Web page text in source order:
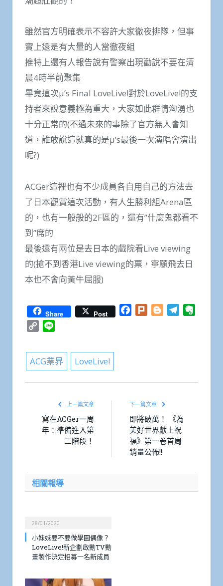
雖然官方明確表示不容許大家徹夜排隊，但事
實上還是有大量的人當徹夜組
推特上還有人報告說有警察出現勸說不要在清
晨4時半前聚集
畢竟這次μ’s Final LoveLive!對於LoveLive!的支
持者來說意義極為重大，大家如此群情洶湧也
十分正常的(不過未來的事除了官方無人會知
道，誰敢說這就真的是μ’s最後一次演唱會演出
呢?)
ACGer這裡也有不少成員各自用自己的方法去
了日本觀賞這次活動，有人生勝利組Arena區
的，也有一般般的2F區的，還有”什麼鬼都看不
到”席的
最後還有兩位是去日本的戲院看Live viewing
的(搶不到香港Live viewing的票，寧願飛去日
本也不會向黃牛屈服)
Share Post Facebook
Plurk BloggerTelegram
Copy
ACG業界 LoveLive!
上一篇文章
寫在ACGer一周
年：準備進入第
二階段！
下一篇文章
即將破萬！ 《為
美好世界獻上祝
福》第一卷首周
銷量公佈!!
相關報導
28/01/2020
小妹妹要不要做學園偶像？
LoveLive!新企劃啟動TV動
畫製作決定招募一名新成員